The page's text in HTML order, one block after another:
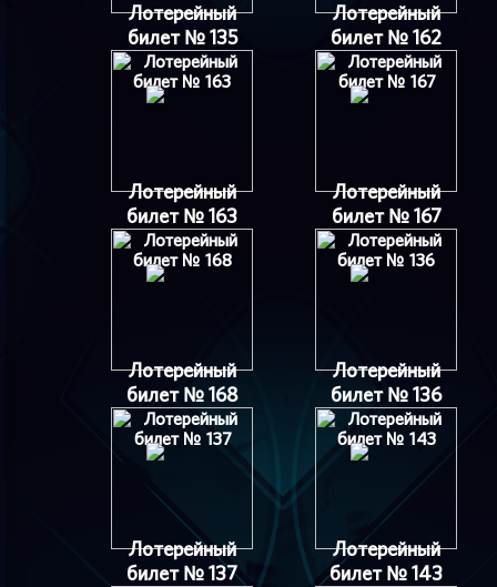
Лотерейный
билет № 135
Лотерейный
билет № 162
Лотерейный
билет № 163
Лотерейный
билет № 167
Лотерейный
билет № 168
Лотерейный
билет № 136
Лотерейный
билет № 137
Лотерейный
билет № 143